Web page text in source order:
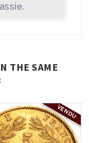
THE SAME
VENDU